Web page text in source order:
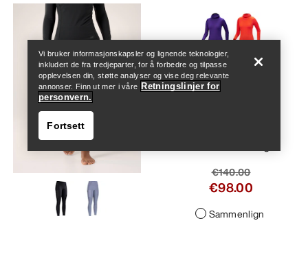
Help
Satoro Merinoull
€140.00
€98.00
Sammenlign
Vi bruker informasjonskapsler og lignende teknologier,
inkludert de fra tredjeparter, for å forbedre og tilpasse
opplevelsen din, støtte analyser og vise deg relevante
annonser. Finn ut mer i våre Retningslinjer for
personvern.
Fortsett